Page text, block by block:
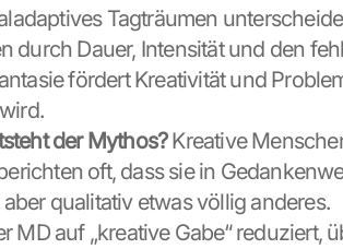
Tagträumen
durch Dauer, Intensität und den
fördert Kreativität und
der Mythos? Kreative
oft, dass sie in
qualitativ etwas völlig anderes.
MD auf „kreative Gabe“ reduziert,